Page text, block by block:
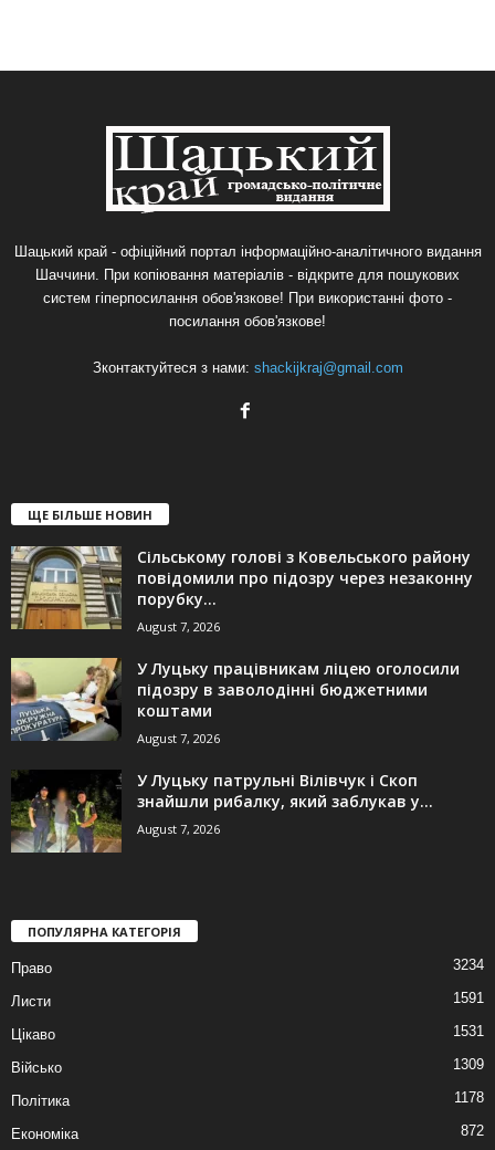
Шацький край - офіційний портал інформаційно-аналітичного видання
Шаччини. При копіювання матеріалів - відкрите для пошукових
систем гіперпосилання обов'язкове! При використанні фото -
посилання обов'язкове!
Зконтактуйтеся з нами: shackijkraj@gmail.com
ЩЕ БІЛЬШЕ НОВИН
Сільському голові з Ковельського району
повідомили про підозру через незаконну
порубку...
August 7, 2026
У Луцьку працівникам ліцею оголосили
підозру в заволодінні бюджетними
коштами
August 7, 2026
У Луцьку патрульні Вілівчук і Скоп
знайшли рибалку, який заблукав у...
August 7, 2026
ПОПУЛЯРНА КАТЕГОРІЯ
Право 3234
Листи 1591
Цікаво 1531
Військо 1309
Політика 1178
Економіка 872